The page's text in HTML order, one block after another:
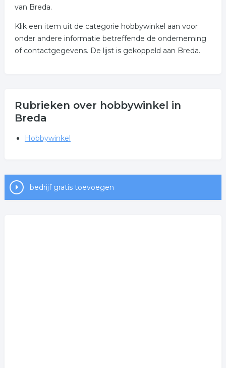
van Breda.
Klik een item uit de categorie hobbywinkel aan voor
onder andere informatie betreffende de onderneming
of contactgegevens. De lijst is gekoppeld aan Breda.
Rubrieken over hobbywinkel in
Breda
Hobbywinkel
bedrijf gratis toevoegen